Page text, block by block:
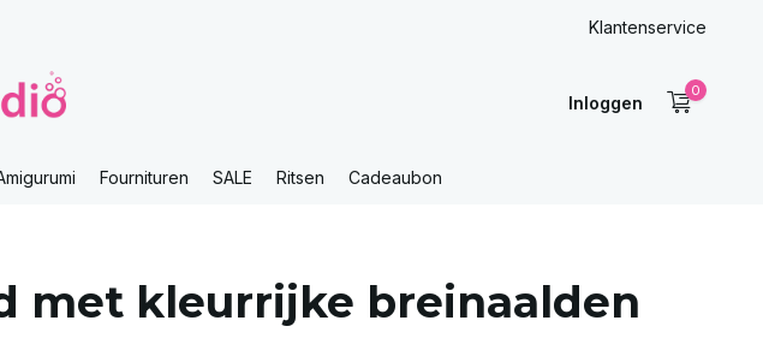
Klantenservice
Inloggen
0
Fournituren SALE Ritsen Cadeaubon
met kleurrijke breinaalden